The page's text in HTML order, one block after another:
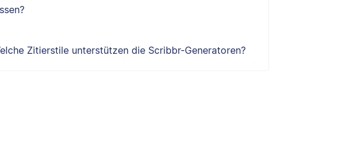
Zitierstile unterstützen die Scribbr-Generatoren?